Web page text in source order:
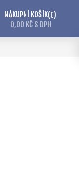
NÁKUPNÍ KOŠÍK 0
0,00 KČ S DPH